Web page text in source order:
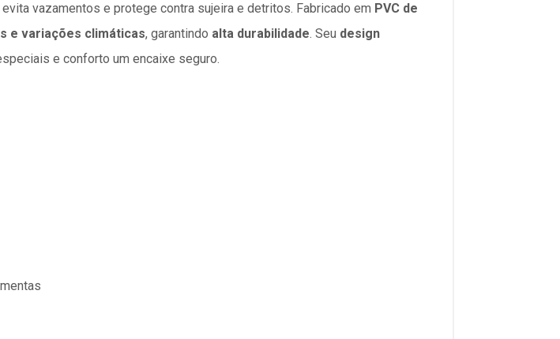
evita vazamentos e protege contra sujeira e detritos. Fabricado em PVC de
e variações climáticas, garantindo alta durabilidade. Seu design
e conforto um encaixe seguro.